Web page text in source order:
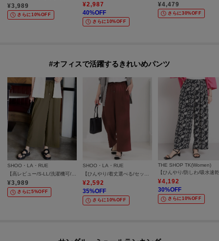
¥3,989
さらに10%OFF
¥2,987
40%OFF
さらに10%OFF
¥4,479
さらに30%OFF
#オフィスで活躍するきれいめパンツ
SHOO・LA・RUE
【高レビュー/S-LL/洗濯機可/セットアップ可】着丈選べる 軽凛(かろりん) ひんやりフラップイージーパンツ
¥3,989
さらに5%OFF
SHOO・LA・RUE
【ひんやり/着丈選べる/セットアップ可】洗濯後しわになりにくい とろみワイドパンツ
¥2,592
35%OFF
さらに10%OFF
THE SHOP TK(Women)
¥4,192
30%OFF
さらに10%OFF